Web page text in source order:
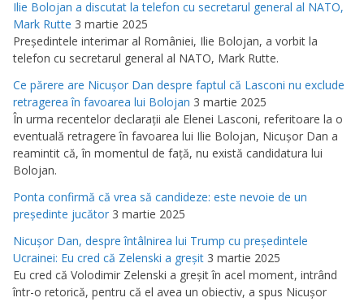
Ilie Bolojan a discutat la telefon cu secretarul general al NATO,
Mark Rutte 3 martie 2025
Preşedintele interimar al României, Ilie Bolojan, a vorbit la
telefon cu secretarul general al NATO, Mark Rutte.
Ce părere are Nicuşor Dan despre faptul că Lasconi nu exclude
retragerea în favoarea lui Bolojan 3 martie 2025
În urma recentelor declaraţii ale Elenei Lasconi, referitoare la o
eventuală retragere în favoarea lui Ilie Bolojan, Nicuşor Dan a
reamintit că, în momentul de faţă, nu există candidatura lui
Bolojan.
Ponta confirmă că vrea să candideze: este nevoie de un
preşedinte jucător 3 martie 2025
Nicuşor Dan, despre întâlnirea lui Trump cu preşedintele
Ucrainei: Eu cred că Zelenski a greşit 3 martie 2025
Eu cred că Volodimir Zelenski a greşit în acel moment, intrând
într-o retorică, pentru că el avea un obiectiv, a spus Nicuşor